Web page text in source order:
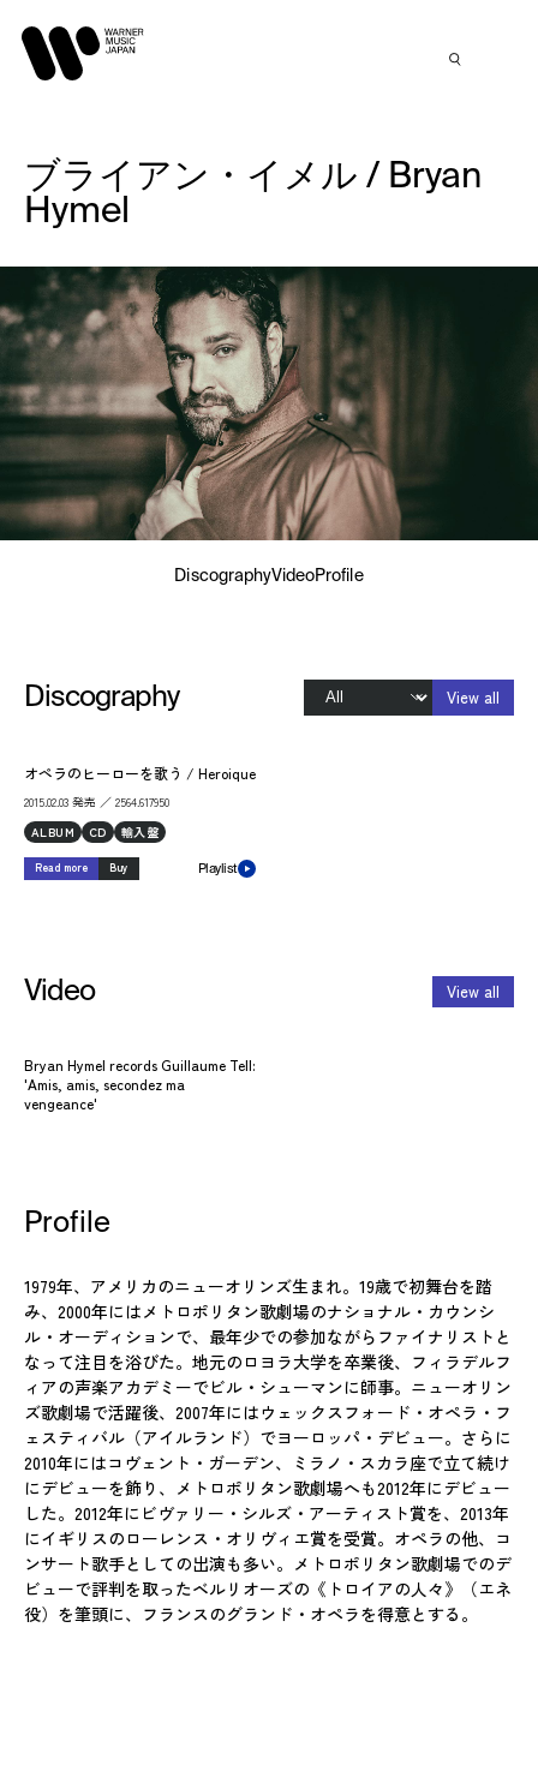
ブライアン・イメル / Bryan
Hymel
DiscographyVideoProfile
Discography View all
オペラのヒーローを歌う / Heroique
2015.02.03 発売 ／ 2564.617950
ALBUM
CD 輸入盤
Read more Buy Playlist
Video View all
Bryan Hymel records Guillaume Tell:
'Amis, amis, secondez ma
vengeance'
Profile
1979年、アメリカのニューオリンズ生まれ。19歳で初舞台を踏
み、2000年にはメトロポリタン歌劇場のナショナル・カウンシ
ル・オーディションで、最年少での参加ながらファイナリストと
なって注目を浴びた。地元のロヨラ大学を卒業後、フィラデルフ
ィアの声楽アカデミーでビル・シューマンに師事。ニューオリン
ズ歌劇場で活躍後、2007年にはウェックスフォード・オペラ・フ
ェスティバル（アイルランド）でヨーロッパ・デビュー。さらに
2010年にはコヴェント・ガーデン、ミラノ・スカラ座で立て続け
にデビューを飾り、メトロポリタン歌劇場へも2012年にデビュー
した。2012年にビヴァリー・シルズ・アーティスト賞を、2013年
にイギリスのローレンス・オリヴィエ賞を受賞。オペラの他、コ
ンサート歌手としての出演も多い。メトロポリタン歌劇場でのデ
ビューで評判を取ったベルリオーズの《トロイアの人々》（エネ
役）を筆頭に、フランスのグランド・オペラを得意とする。